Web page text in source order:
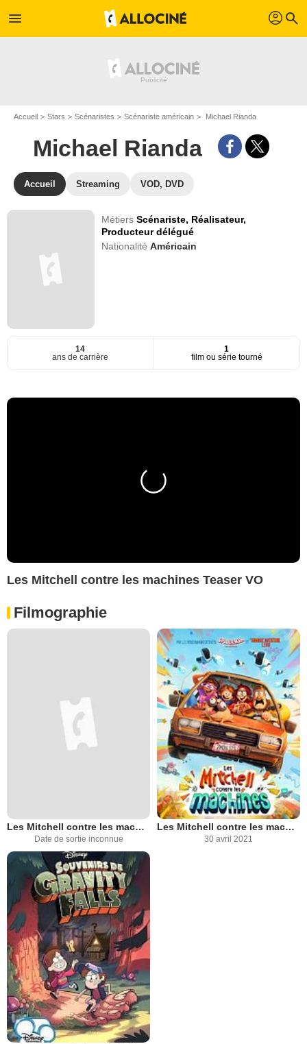
menu profil search
Accueil Stars Scénaristes Scénariste américain Michael Rianda
Michael Rianda
Accueil Streaming VOD, DVD
MétiersScénariste, Réalisateur,
Producteur délégué
NationalitéAméricain
14
ans de carrière
1
film ou série tourné
Les Mitchell contre les machines Teaser VO
Filmographie
Les Mitchell contre les machines 2
Date de sortie inconnue
Les Mitchell contre les machines
30 avril 2021